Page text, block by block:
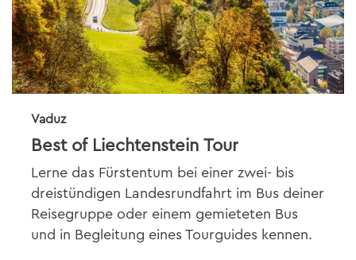
Vaduz
Best of Liechtenstein Tour
Lerne das Fürstentum bei einer zwei- bis
dreistündigen Landesrundfahrt im Bus deiner
Reisegruppe oder einem gemieteten Bus
und in Begleitung eines Tourguides kennen.